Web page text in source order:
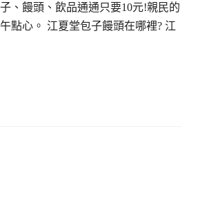
、饅頭、飲品通通只要10元!親民的
點心。 江夏堂包子饅頭在哪裡? 江